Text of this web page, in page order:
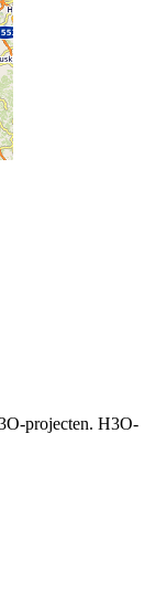
projecten. H3O-